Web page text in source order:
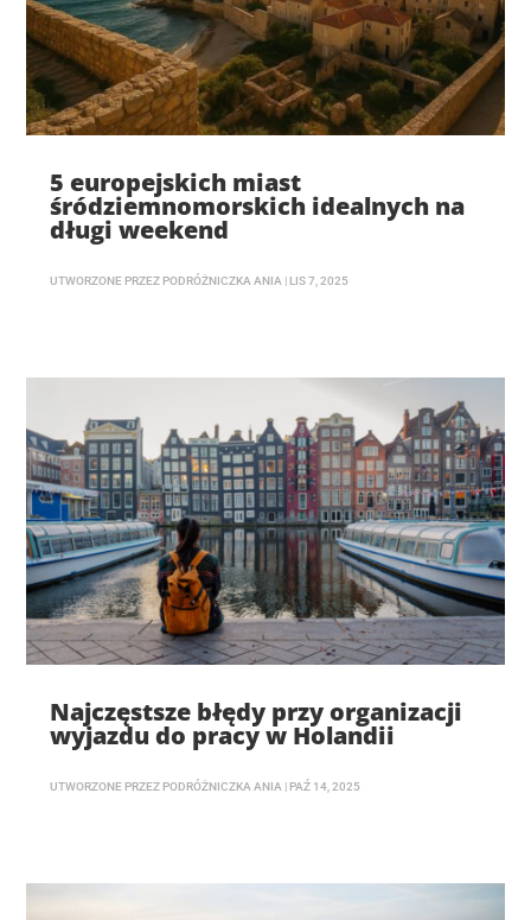
5 europejskich miast
śródziemnomorskich idealnych na
długi weekend
UTWORZONE PRZEZ PODRÓŻNICZKA ANIA | LIS 7, 2025
Najczęstsze błędy przy organizacji
wyjazdu do pracy w Holandii
UTWORZONE PRZEZ PODRÓŻNICZKA ANIA | PAŹ 14, 2025